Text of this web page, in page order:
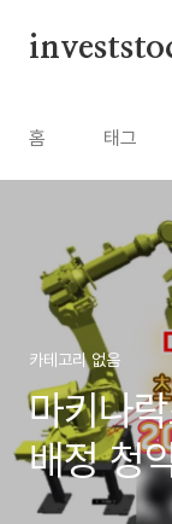
홈 태그
카테고리 없음
마키나
배정 청